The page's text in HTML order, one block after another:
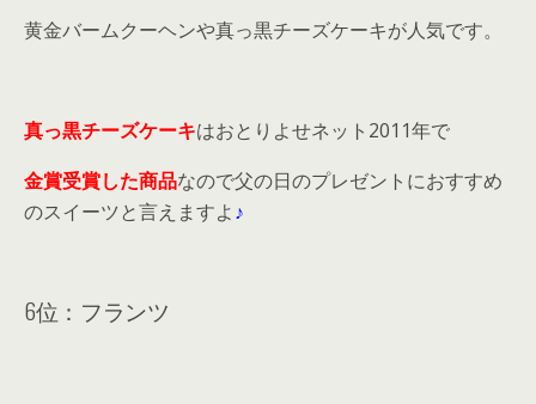
黄金バームクーヘンや真っ黒チーズケーキが人気です。
真っ黒チーズケーキはおとりよせネット2011年で
金賞受賞した商品なので父の日のプレゼントにおすすめ
のスイーツと言えますよ♪
6位：フランツ